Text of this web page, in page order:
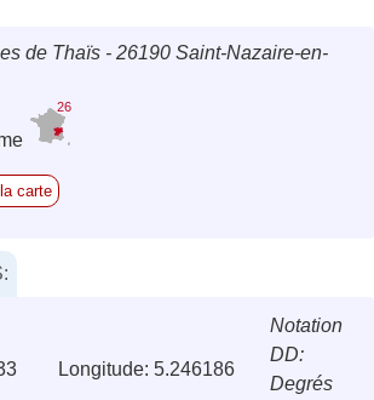
de Thaïs - 26190 Saint-Nazaire-en-
26
carte
Longitude: 5.246186
Notation
DD:
Degrés